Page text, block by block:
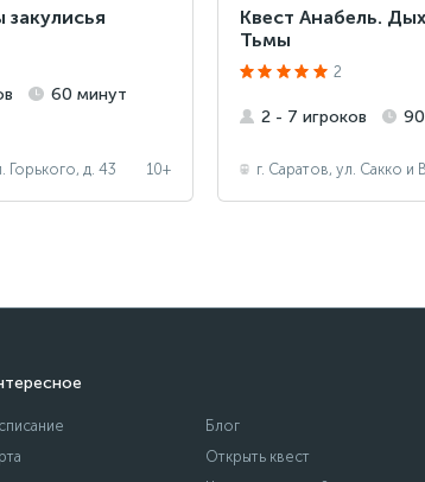
закулисья
60 минут
Горького, д. 43 10+
Квест Анабель.
Тьмы
2
2 - 7 игроков
Блог
Открыть квест